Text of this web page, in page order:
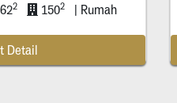
2 1502 | Rumah
Detail